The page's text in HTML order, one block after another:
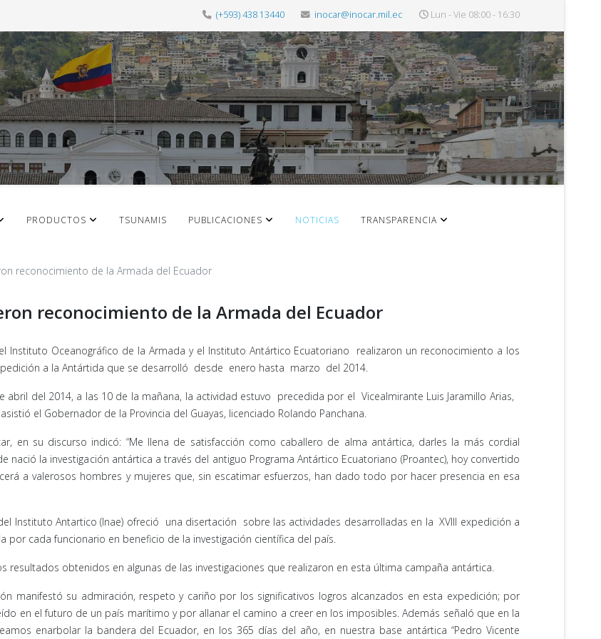
(+593) 438 13440 inocar@inocar.mil.ec Lun - Vie 08:00 - 16:30
PRODUCTOS TSUNAMIS PUBLICACIONES NOTICIAS TRANSPARENCIA
reconocimiento de la Armada del Ecuador
reconocimiento de la Armada del Ecuador
Instituto Oceanográfico de la Armada y el Instituto Antártico Ecuatoriano realizaron un reconocimiento a los
a la Antártida que se desarrolló desde enero hasta marzo del 2014.
del 2014, a las 10 de la mañana, la actividad estuvo precedida por el Vicealmirante Luis Jaramillo Arias,
el Gobernador de la Provincia del Guayas, licenciado Rolando Panchana.
en su discurso indicó: “Me llena de satisfacción como caballero de alma antártica, darles la más cordial
la investigación antártica a través del antiguo Programa Antártico Ecuatoriano (Proantec), hoy convertido
a valerosos hombres y mujeres que, sin escatimar esfuerzos, han dado todo por hacer presencia en esa
Instituto Antartico (Inae) ofreció una disertación sobre las actividades desarrolladas en la XVIII expedición a
cada funcionario en beneficio de la investigación científica del país.
resultados obtenidos en algunas de las investigaciones que realizaron en esta última campaña antártica.
manifestó su admiración, respeto y cariño por los significativos logros alcanzados en esta expedición; por
en el futuro de un país marítimo y por allanar el camino a creer en los imposibles. Además señaló que en la
enarbolar la bandera del Ecuador, en los 365 días del año, en nuestra base antártica “Pedro Vicente